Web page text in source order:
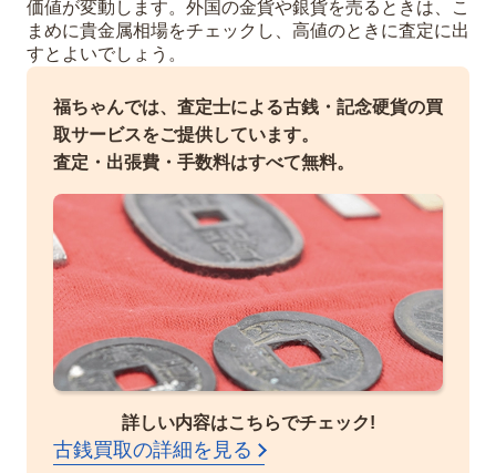
価値が変動します。外国の金貨や銀貨を売るときは、こ
まめに貴金属相場をチェックし、高値のときに査定に出
すとよいでしょう。
福ちゃんでは、査定士による古銭・記念硬貨の買
取サービスをご提供しています。
査定・出張費・手数料はすべて無料。
詳しい内容はこちらでチェック!
古銭買取の詳細を見る